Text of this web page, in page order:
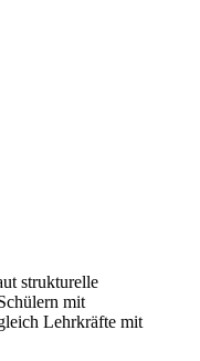
strukturelle
mit
Lehrkräfte mit